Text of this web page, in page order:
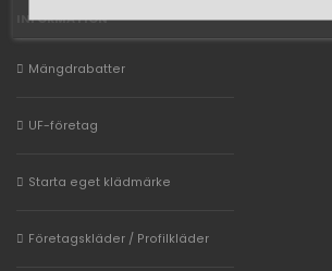
INFORMATION
Mängdrabatter
UF-företag
Starta eget klädmärke
Företagskläder / Profilkläder